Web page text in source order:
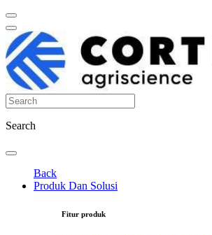
Search
Back
Produk Dan Solusi
Fitur produk